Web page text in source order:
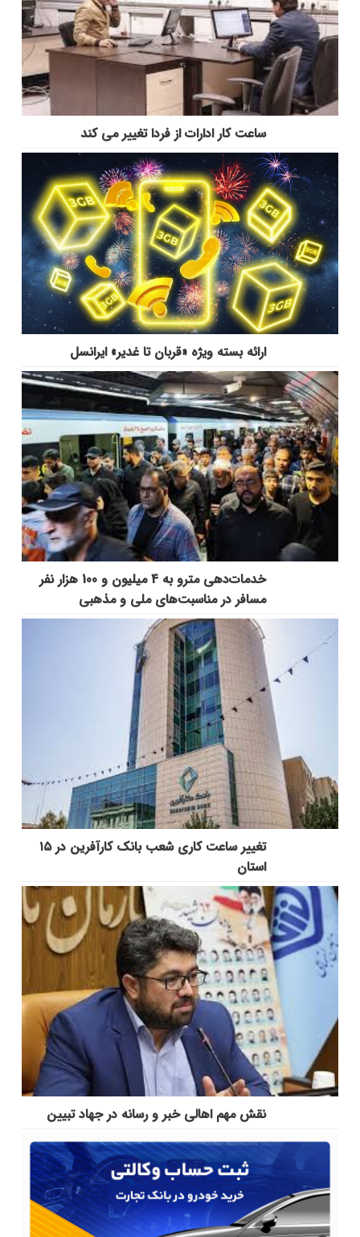
ساعت کار ادارات از فردا تغییر می کند
ارائه بسته ویژه «قربان تا غدیر» ایرانسل
خدمات‌دهي مترو به 4 ميليون و 100 هزار نفر
مسافر در مناسبت‌هاي ملي و مذهبي
تغییر ساعت کاری شعب بانک کارآفرین در ۱۵
استان
نقش مهم اهالی خبر و رسانه در جهاد تبیین